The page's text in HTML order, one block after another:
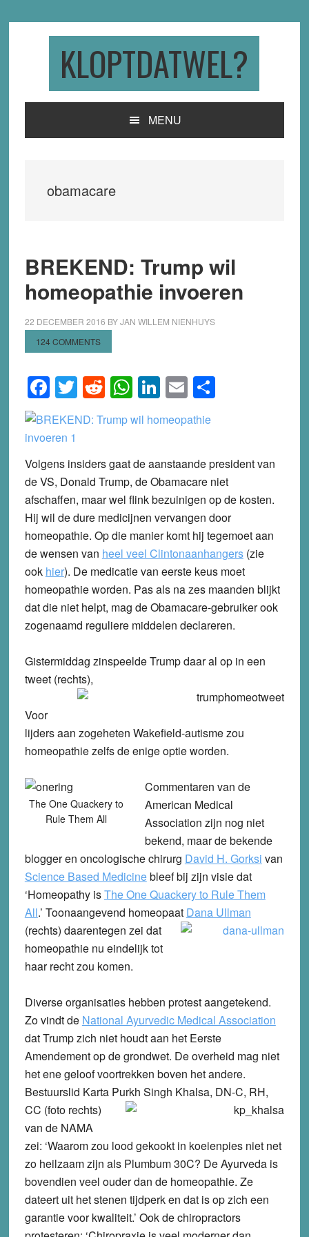
KLOPTDATWEL?
MENU
obamacare
BREKEND: Trump wil
homeopathie invoeren
22 DECEMBER 2016 BYJAN WILLEM NIENHUYS
124 COMMENTS
Facebook
Twitter
Reddit
WhatsApp
LinkedIn
EmailShare
Volgens insiders gaat de aanstaande president van
de VS, Donald Trump, de Obamacare niet
afschaffen, maar wel flink bezuinigen op de kosten.
Hij wil de dure medicijnen vervangen door
homeopathie. Op die manier komt hij tegemoet aan
de wensen van heel veel Clintonaanhangers(zie
ook hier). De medicatie van eerste keus moet
homeopathie worden. Pas als na zes maanden blijkt
dat die niet helpt, mag de Obamacare-gebruiker ook
zogenaamd reguliere middelen declareren.
Gistermiddag zinspeelde Trump daar al op in een
tweet (rechts),
Voor
lijders aan zogeheten Wakefield-autisme zou
homeopathie zelfs de enige optie worden.
The One Quackery to
Rule Them All
Commentaren van de
American Medical
Association zijn nog niet
bekend, maar de bekende
blogger en oncologische chirurg David H. Gorksi van
Science Based Medicinebleef bij zijn visie dat
‘Homeopathy isThe One Quackery to Rule Them
All.’ Toonaangevend homeopaat Dana Ullman
(rechts) daarentegen zei dat
homeopathie nu eindelijk tot
haar recht zou komen.
Diverse organisaties hebben protest aangetekend.
Zo vindt de National Ayurvedic Medical Association
dat Trump zich niet houdt aan het Eerste
Amendement op de grondwet. De overheid mag niet
het ene geloof voortrekken boven het andere.
Bestuurslid Karta Purkh Singh Khalsa, DN-C, RH,
CC (foto rechts)
van de NAMA
zei: ‘Waarom zou lood gekookt in koeienpies niet net
zo heilzaam zijn als Plumbum 30C? De Ayurveda is
bovendien veel ouder dan de homeopathie. Ze
dateert uit het stenen tijdperk en dat is op zich een
garantie voor kwaliteit.’ Ook de chiropractors